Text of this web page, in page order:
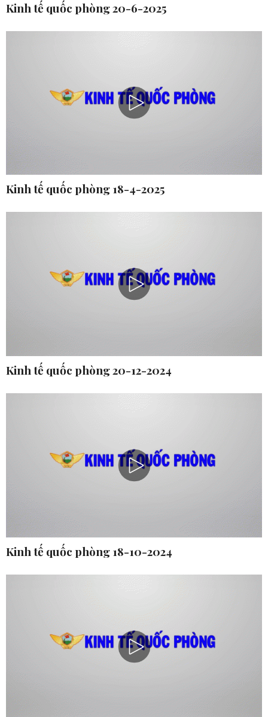
Kinh tế quốc phòng 20-6-2025
Kinh tế quốc phòng 18-4-2025
Kinh tế quốc phòng 20-12-2024
Kinh tế quốc phòng 18-10-2024